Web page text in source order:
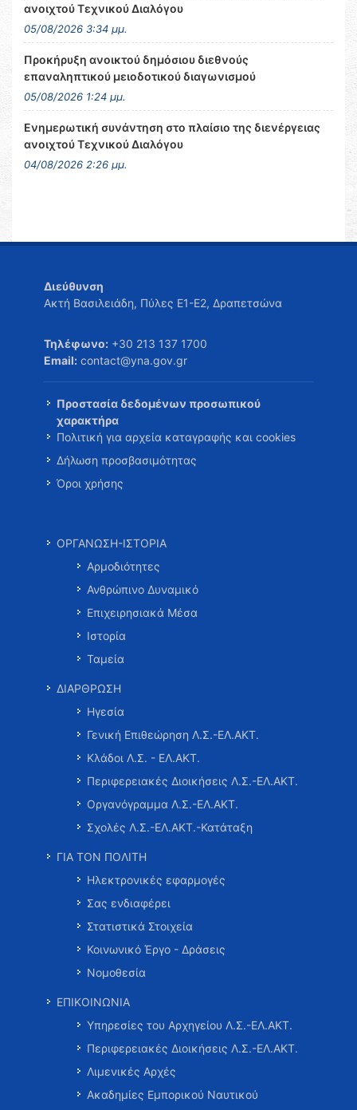
ανοιχτού Τεχνικού Διαλόγου
05/08/2026 3:34 μμ.
Προκήρυξη ανοικτού δημόσιου διεθνούς
επαναληπτικού μειοδοτικού διαγωνισμού
05/08/2026 1:24 μμ.
Ενημερωτική συνάντηση στο πλαίσιο της διενέργειας
ανοιχτού Τεχνικού Διαλόγου
04/08/2026 2:26 μμ.
Διεύθυνση
Ακτή Βασιλειάδη, Πύλες Ε1-Ε2, Δραπετσώνα
Τηλέφωνο: +30 213 137 1700
Email: contact@yna.gov.gr
Προστασία δεδομένων προσωπικού
χαρακτήρα
Πολιτική για αρχεία καταγραφής και cookies
Δήλωση προσβασιμότητας
Όροι χρήσης
ΟΡΓΑΝΩΣΗ-ΙΣΤΟΡΙΑ
Αρμοδιότητες
Ανθρώπινο Δυναμικό
Επιχειρησιακά Μέσα
Ιστορία
Ταμεία
ΔΙΑΡΘΡΩΣΗ
Ηγεσία
Γενική Επιθεώρηση Λ.Σ.-ΕΛ.ΑΚΤ.
Κλάδοι Λ.Σ. - ΕΛ.ΑΚΤ.
Περιφερειακές Διοικήσεις Λ.Σ.-ΕΛ.ΑΚΤ.
Οργανόγραμμα Λ.Σ.-ΕΛ.ΑΚΤ.
Σχολές Λ.Σ.-ΕΛ.ΑΚΤ.-Κατάταξη
ΓΙΑ ΤΟΝ ΠΟΛΙΤΗ
Ηλεκτρονικές εφαρμογές
Σας ενδιαφέρει
Στατιστικά Στοιχεία
Κοινωνικό Έργο - Δράσεις
Νομοθεσία
ΕΠΙΚΟΙΝΩΝΙΑ
Υπηρεσίες του Αρχηγείου Λ.Σ.-ΕΛ.ΑΚΤ.
Περιφερειακές Διοικήσεις Λ.Σ.-ΕΛ.ΑΚΤ.
Λιμενικές Αρχές
Ακαδημίες Εμπορικού Ναυτικού